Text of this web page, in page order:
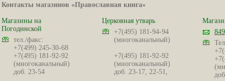
Контакты магазинов «Православная книга»
Магазины на
Погодинской
тел./факс:
+7(499) 245-30-68
+7(495) 181-92-92
(многоканальный)
доб. 23-54
Церковная утварь
+7(495) 181-94-94
(многоканальный)
+7(495) 181-92-92
(многоканальный)
доб. 23-17, 22-51,